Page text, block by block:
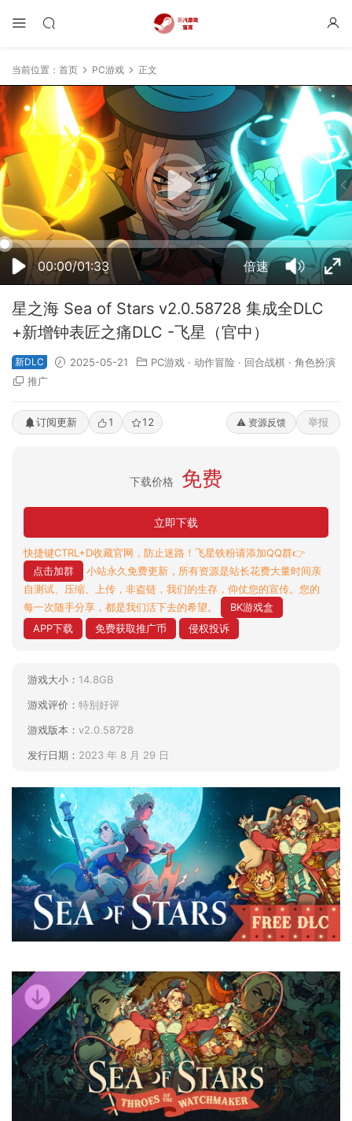
当前位置： 首页 PC游戏 正文
00:00/01:33 倍速
50% 75% 100%
星之海 Sea of Stars v2.0.58728 集成全DLC
+新增钟表匠之痛DLC -飞星（官中）
新DLC 2025-05-21 PC游戏 · 动作冒险 · 回合战棋 · 角色扮演
推广
订阅更新 1 12 ⚠️ 资源反馈 举报
下载价格 免费
立即下载
快捷键CTRL+D收藏官网，防止迷路！飞星铁粉请添加QQ群👉
点击加群
小站永久免费更新，所有资源是站长花费大量时间亲
自测试、压缩、上传，非盗链，我们的生存，仰仗您的宣传。您的
每一次随手分享，都是我们活下去的希望。
BK游戏盒
APP下载
免费获取推广币 侵权投诉
游戏大小： 14.8GB
游戏评价： 特别好评
游戏版本： v2.0.58728
发行日期： 2023 年 8 月 29 日